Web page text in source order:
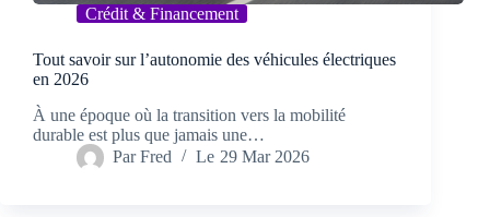
Crédit & Financement
Tout savoir sur l’autonomie des véhicules électriques
en 2026
À une époque où la transition vers la mobilité
durable est plus que jamais une…
Par Fred Le 29 Mar 2026